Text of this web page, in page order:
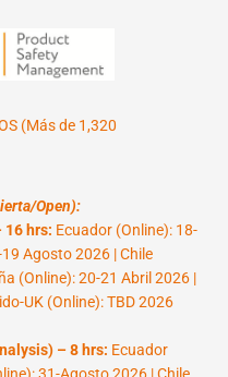
(Más de 1,320
Open):
hrs: Ecuador (Online): 18-
Agosto 2026 | Chile
(Online): 20-21 Abril 2026 |
UK (Online): TBD 2026
– 8 hrs: Ecuador
31-Agosto 2026 | Chile